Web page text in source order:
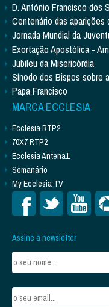
D. António Francisco dos
Centenário das aparições
Jornada Mundial da
Exortação Apostólica -
Jubileu da Misericórdia
Sínodo dos Bispos sobre
Papa Francisco
MARCA ECCLESIA
Ecclesia RTP2
70X7 RTP2
Ecclesia Antena1
Semanário
My Ecclesia TV
Assine a newsletter